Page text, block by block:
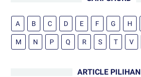
A B C D E F G H
M N P Q R S T V
ARTICLE PILIHAN